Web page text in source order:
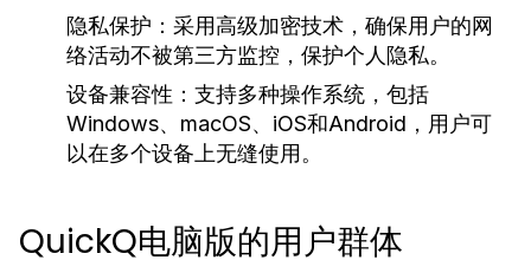
隐私保护： 采用高级加密技术，确保用户的网
络活动不被第三方监控，保护个人隐私。
设备兼容性： 支持多种操作系统，包括
Windows、macOS、iOS和Android，用户可
以在多个设备上无缝使用。
QuickQ电脑版的用户群体